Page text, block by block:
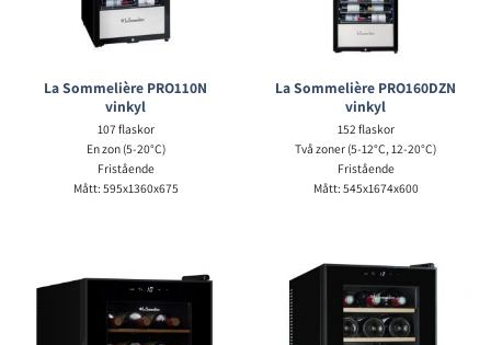
La Sommelière PRO110N
vinkyl
107 flaskor
En zon (5-20°C)
Fristående
Mått: 595x1360x675
La Sommelière PRO160DZN
vinkyl
152 flaskor
Två zoner (5-12°C, 12-20°C)
Fristående
Mått: 545x1674x600